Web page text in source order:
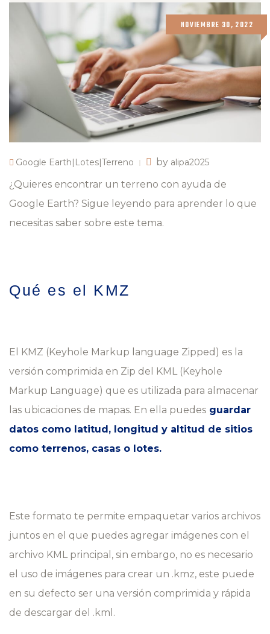
NOVIEMBRE 30, 2022
Google Earth|Lotes|Terreno by alipa2025
¿Quieres encontrar un terreno con ayuda de
Google Earth? Sigue leyendo para aprender lo que
necesitas saber sobre este tema.
Qué es el KMZ
El KMZ ( Keyhole Markup language Zipped) es la
versión comprimida en Zip del KML (Keyhole
Markup Language) que es utilizada para almacenar
las ubicaciones de mapas. En ella puedes guardar
datos como latitud, longitud y altitud de sitios
como terrenos, casas o lotes.
Este formato te permite empaquetar varios archivos
juntos en el que puedes agregar imágenes con el
archivo KML principal, sin embargo, no es necesario
el uso de imágenes para crear un .kmz, este puede
en su defecto ser una versión comprimida y rápida
de descargar del .kml.